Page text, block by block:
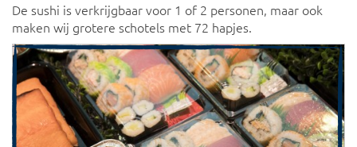
De sushi is verkrijgbaar voor 1 of 2 personen, maar ook
maken wij grotere schotels met 72 hapjes.